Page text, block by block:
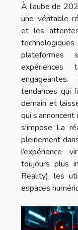
À l’aube de
une véritable
et les
expériences
tendances qui
demain et
qui
s'impose La
pleinement
l’expérience
toujours plus
Reality), les
espaces